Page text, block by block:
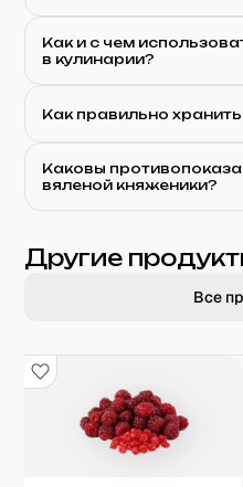
Как и с чем
в кулинарии?
Как правильно
Каковы
вяленой княженики?
Другие
Все